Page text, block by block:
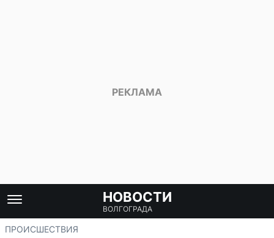
НОВОСТИ
ВОЛГОГРАДА
ПРОИСШЕСТВИЯ